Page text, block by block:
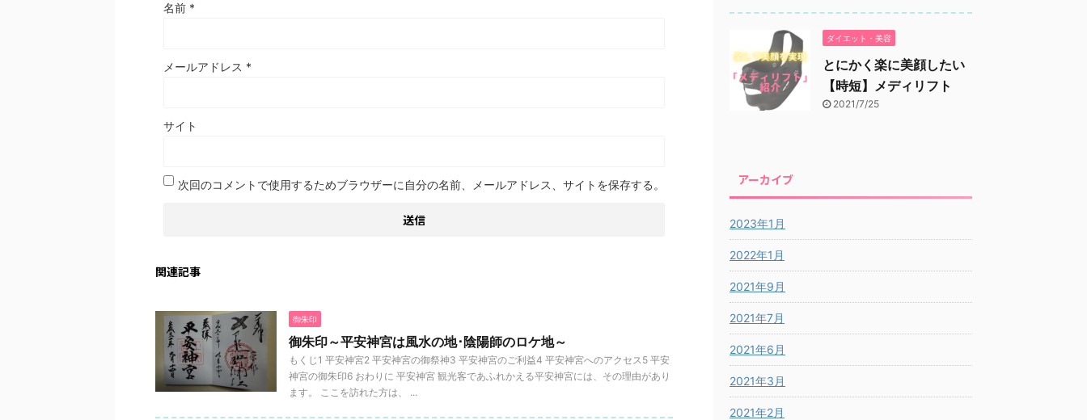
名前 *
メールアドレス *
サイト
次回のコメントで使用するためブラウザーに自分の名前、メールアドレス、サイトを保存する。
関連記事
御朱印
御朱印～平安神宮は風水の地･陰陽師のロケ地～
もくじ1 平安神宮2 平安神宮の御祭神3 平安神宮のご利益4 平安神宮へのアクセス5 平安
神宮の御朱印6 おわりに 平安神宮 観光客であふれかえる平安神宮には、その理由があり
ます。 ここを訪れた方は、 ...
ダイエット・美容
とにかく楽に美顔したい
【時短】メディリフト
2021/7/25
アーカイブ
2023年1月
2022年1月
2021年9月
2021年7月
2021年6月
2021年3月
2021年2月